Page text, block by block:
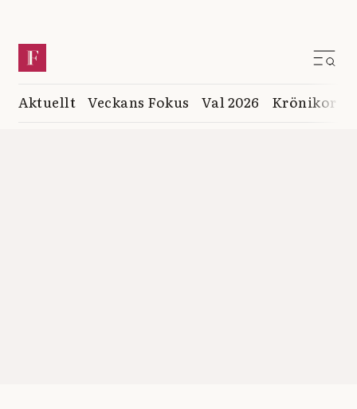
Aktuellt Veckans Fokus Val 2026 Krönikor